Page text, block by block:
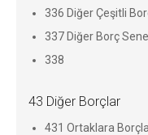
336 Diğer Çeşitli
337 Diğer Borç
338
43 Diğer Borçlar
431 Ortaklara